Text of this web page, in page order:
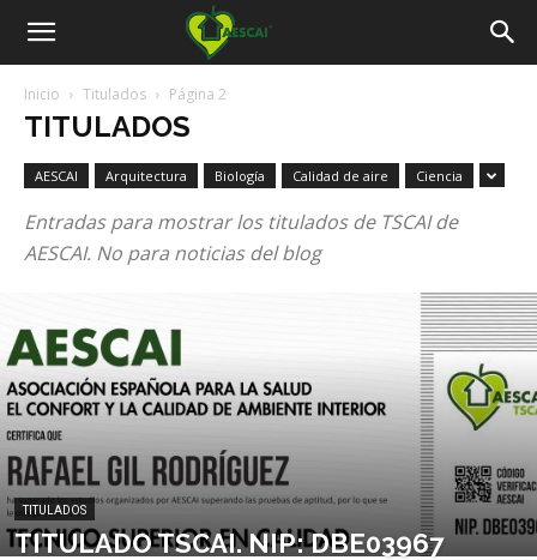
Aescai
Inicio Titulados Página 2
TITULADOS
AESCAI Arquitectura Biología Calidad de aire Ciencia
Entradas para mostrar los titulados de TSCAI de
AESCAI. No para noticias del blog
TITULADOS
TITULADO TSCAI. NIP: DBE03967